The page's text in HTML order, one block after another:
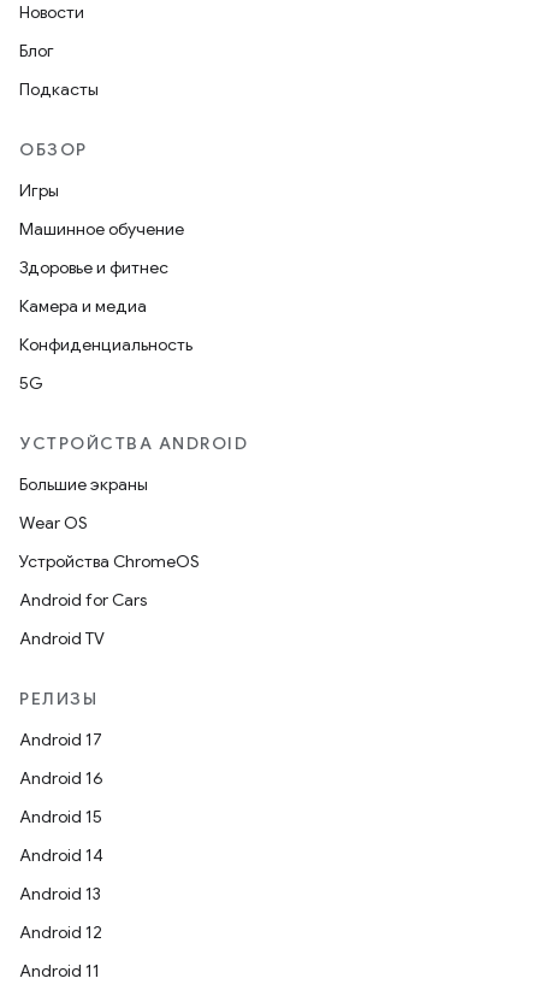
Новости
Блог
Подкасты
ОБЗОР
Игры
Машинное обучение
Здоровье и фитнес
Камера и медиа
Конфиденциальность
5G
УСТРОЙСТВА ANDROID
Большие экраны
Wear OS
Устройства ChromeOS
Android for Cars
Android TV
РЕЛИЗЫ
Android 17
Android 16
Android 15
Android 14
Android 13
Android 12
Android 11